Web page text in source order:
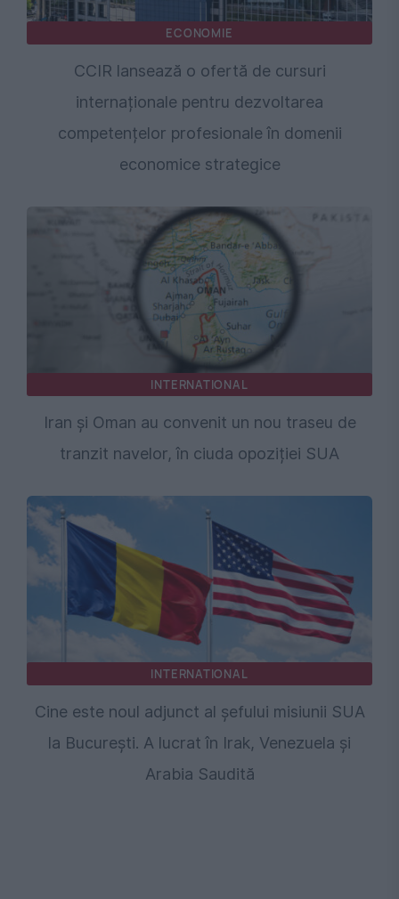
ECONOMIE
CCIR lansează o ofertă de cursuri
internaționale pentru dezvoltarea
competențelor profesionale în domenii
economice strategice
INTERNATIONAL
Iran și Oman au convenit un nou traseu de
tranzit navelor, în ciuda opoziției SUA
INTERNATIONAL
Cine este noul adjunct al șefului misiunii SUA
la București. A lucrat în Irak, Venezuela și
Arabia Saudită